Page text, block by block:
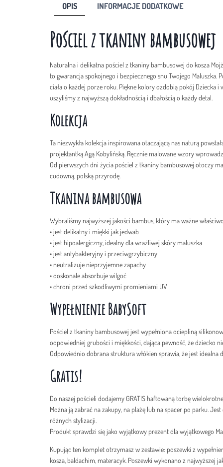
OPIS INFORMACJE DODATKOWE
Pościel z tkaniny bambusowej
Naturalna i delikatna pościel z tkaniny bambusowej do kosza
to gwarancja spokojnego i bezpiecznego snu Twojego Maluszka.
ciała o każdej porze roku. Piękne kolory ozdobią pokój Dziecka
uszyliśmy z najwyższą dokładnością i dbałością o każdy detal.
Kolekcja
Ta niezwykła kolekcja inspirowana otaczającą nas naturą
projektantką Agą Kobylińską. Ręcznie malowane wzory
Od pierwszych dni życia pościel z tkaniny bambusowej otoczy
cudowną, polską przyrodę.
Tkanina bambusowa
Wybraliśmy najwyższej jakości bambus, który ma ważne
• jest delikatny i miękki jak jedwab
• jest hipoalergiczny, idealny dla wrażliwej skóry maluszka
• jest antybakteryjny i przeciwgrzybiczny
• neutralizuje nieprzyjemne zapachy
• doskonale absorbuje wilgoć
• chroni przed szkodliwymi promieniami UV
Wypełnienie BabySoft
Pościel z tkaniny bambusowej jest wypełniona ociepliną
odpowiedniej grubości i miękkości, dająca pewność, że dziecko
Odpowiednio dobrana struktura włókien sprawia, że jest idealna
Gratis!
Do naszej pościeli dodajemy GRATIS haftowaną torbę
Można ją zabrać na zakupy, na plażę lub na spacer po parku.
różnych stylizacji.
Produkt sprawdzi się jako wyjątkowy prezent dla wyjątkowego
Kupując ten komplet otrzymasz w zestawie: poszewki z
kosza, baldachim, materacyk. Poszewki wykonano z najwyższej